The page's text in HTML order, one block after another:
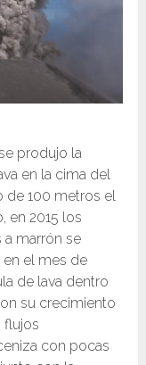
produjo la
en la cima del
de 100 metros el
en 2015 los
marrón se
el mes de
de lava dentro
su crecimiento
flujos
con pocas